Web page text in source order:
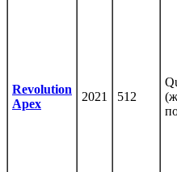
Revolution
Apex
2021 512